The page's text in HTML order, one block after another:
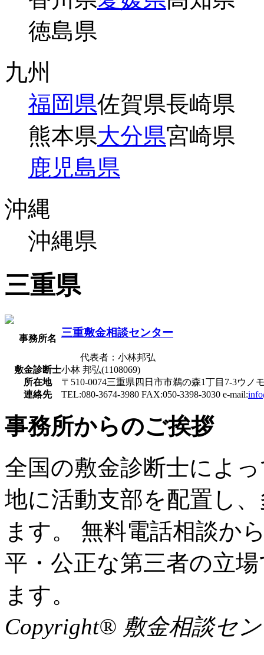
徳島県
九州
福岡県佐賀県長崎県
熊本県大分県宮崎県
鹿児島県
沖縄
沖縄県
三重県
事務所名 三重敷金相談センター
代表者：小林邦弘
敷金診断士小林 邦弘(1108069)
所在地
〒510-0074三重県四日市市鵜の森1丁目7-3ウノ
連絡先
TEL:080-3674-3980 FAX:050-3398-3030 e-mail:
事務所からのご挨拶
全国の敷金診断士によ
地に活動支部を配置し
ます。 無料電話相談か
平・公正な第三者の立
ます。
Copyright® 敷金相談セ